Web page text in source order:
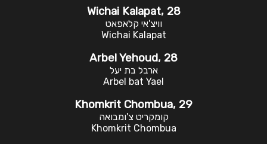
Wichai Kalapat, 28
וויצ'אי קלאפאט
Wichai Kalapat
Arbel Yehoud, 28
ארבל בת יעל
Arbel bat Yael
Khomkrit Chombua, 29
קומקריט צ'ומבואה
Khomkrit Chombua